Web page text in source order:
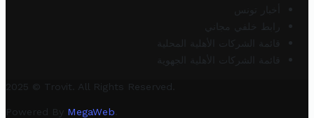
أخبار تونس
رابط خلفي مجاني
قائمة الشركات الأهلية المحلية
قائمة الشركات الأهلية الجهوية
2025 © Trovit. All Rights Reserved.
Powered By MegaWeb